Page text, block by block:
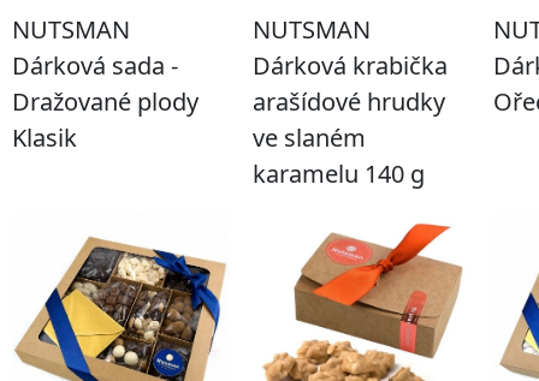
NUTSMAN
Dárková sada -
Dražované plody
Klasik
NUTSMAN
Dárková krabička
arašídové hrudky
ve slaném
karamelu 140 g